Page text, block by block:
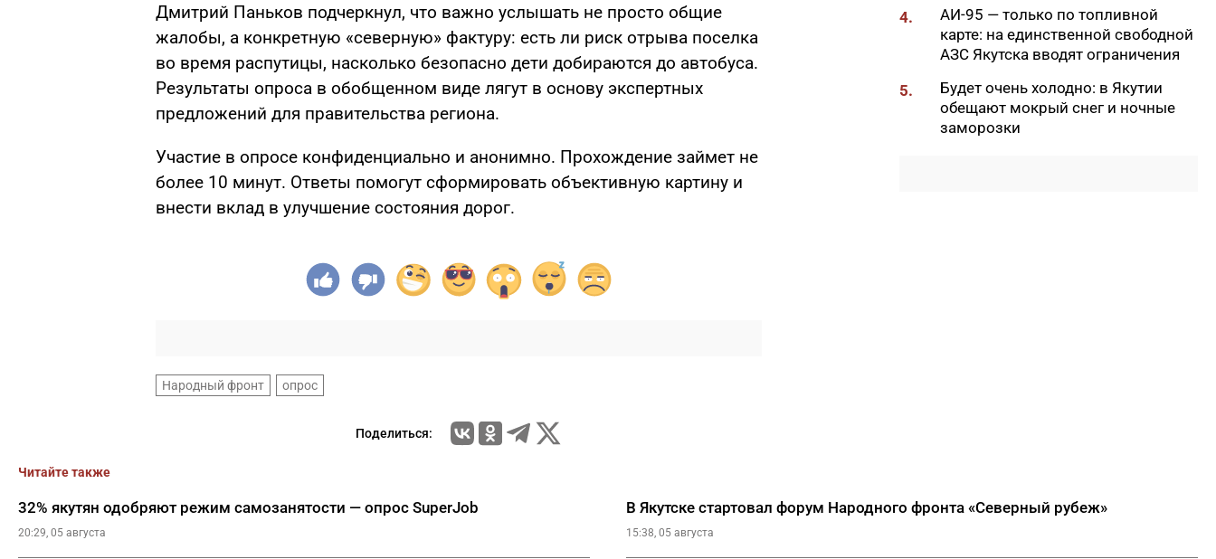
Дмитрий Паньков подчеркнул, что важно услышать не просто общие
жалобы, а конкретную «северную» фактуру: есть ли риск отрыва поселка
во время распутицы, насколько безопасно дети добираются до автобуса.
Результаты опроса в обобщенном виде лягут в основу экспертных
предложений для правительства региона.
Участие в опросе конфиденциально и анонимно. Прохождение займет не
более 10 минут. Ответы помогут сформировать объективную картину и
внести вклад в улучшение состояния дорог.
Народный фронт опрос
Поделиться:
13:00
В Якутске проведут ямочный
ремонт и устранят колейность
на дорогах 6 августа
12:50
Эдуард Макаров: «Когда в тебя
верят, это действительно
вдохновляет»
4.
АИ-95 — только по топливной
карте: на единственной свободной
АЗС Якутска вводят ограничения
5.
Будет очень холодно: в Якутии
обещают мокрый снег и ночные
заморозки
Читайте также
32% якутян одобряют режим самозанятости — опрос SuperJob
20:29, 05 августа
В Якутске стартовал форум Народного фронта «Северный рубеж»
15:38, 05 августа